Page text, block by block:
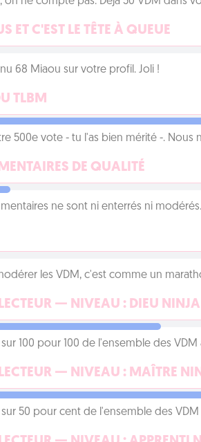
ET C'EST LE TÊTE À QUEUE
68 Miaou sur votre profil. Joli !
TLBM
500e vote - tu l'as bien mérité -. Nous
DE QUALITÉ
ne sont ni enterrés ni
les VDM, c'est comme un
— NIVEAU : DIEU NINJA
100 pour 100 de l'ensemble des VDM
— NIVEAU : MAÎTRE
50 pour cent de l'ensemble des VDM